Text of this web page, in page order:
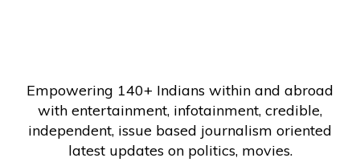
Empowering 140+ Indians within and abroad
with entertainment, infotainment, credible,
independent, issue based journalism oriented
latest updates on politics, movies.